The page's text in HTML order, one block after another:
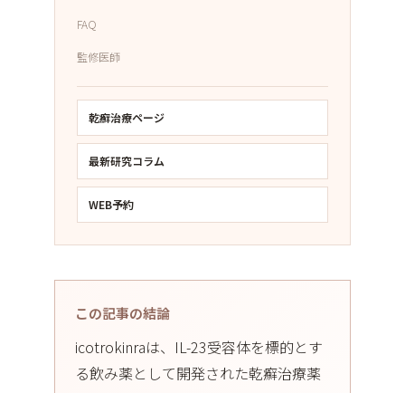
この記事の結論
icotrokinraは、IL-23受容体を標的とす
る飲み薬として開発された乾癬治療薬
FAQ
監修医師
乾癬治療ページ
最新研究コラム
WEB予約